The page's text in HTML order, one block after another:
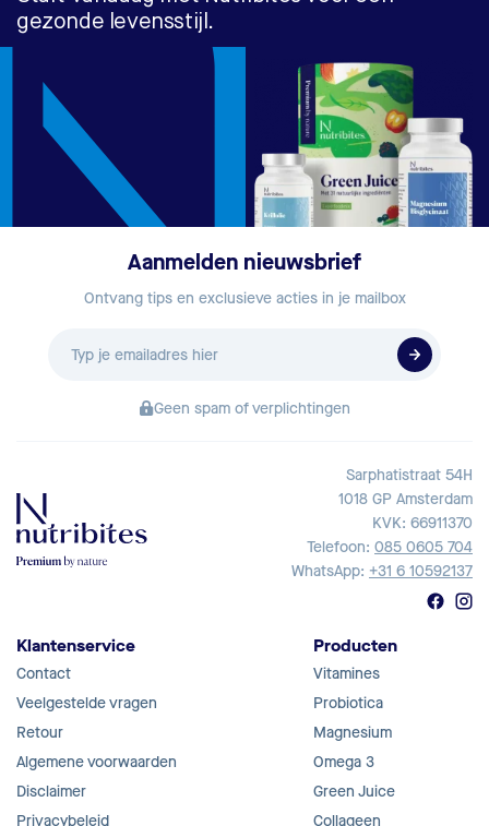
gezonde levensstijl.
Aanmelden nieuwsbrief
Ontvang tips en exclusieve acties in je mailbox
Geen spam of verplichtingen
Sarphatistraat 54H
1018 GP Amsterdam
KVK: 66911370
Telefoon: 085 0605 704
WhatsApp: +31 6 10592137
Klantenservice
Contact
Veelgestelde vragen
Retour
Algemene voorwaarden
Disclaimer
Privacybeleid
Producten
Vitamines
Probiotica
Magnesium
Omega 3
Green Juice
Collageen